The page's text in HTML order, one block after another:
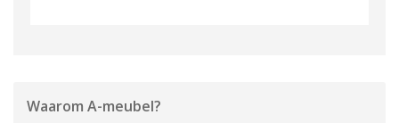
Waarom A-meubel?